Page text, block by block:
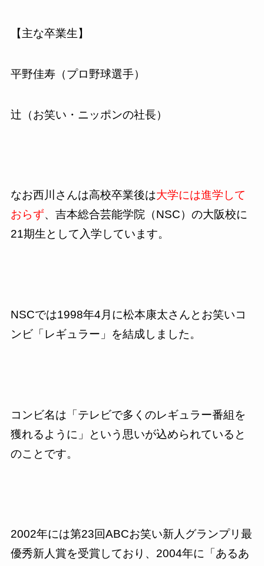
【主な卒業生】
平野佳寿（プロ野球選手）
辻（お笑い・ニッポンの社長）
なお西川さんは高校卒業後は大学には進学して
おらず、吉本総合芸能学院（NSC）の大阪校に
21期生として入学しています。
NSCでは1998年4月に松本康太さんとお笑いコ
ンビ「レギュラー」を結成しました。
コンビ名は「テレビで多くのレギュラー番組を
獲れるように」という思いが込められていると
のことです。
2002年には第23回ABCお笑い新人グランプリ最
優秀新人賞を受賞しており、2004年に「あるあ